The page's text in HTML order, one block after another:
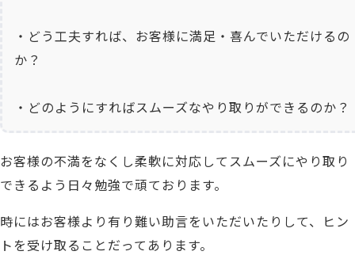
・どう工夫すれば、お客様に満足・喜んでいただけるの
か？
・どのようにすればスムーズなやり取りができるのか？
お客様の不満をなくし柔軟に対応してスムーズにやり取り
できるよう日々勉強で頑ております。
時にはお客様より有り難い助言をいただいたりして、ヒン
トを受け取ることだってあります。